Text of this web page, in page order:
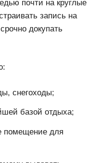
почти на круглые
запись на
докупать
снегоходы;
базой отдыха;
помещение для